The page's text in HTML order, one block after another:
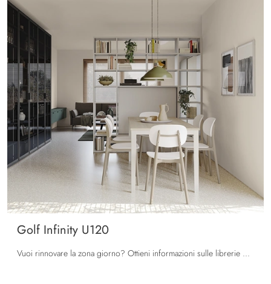
Golf Infinity U120
Vuoi rinnovare la zona giorno? Ottieni informazioni sulle librerie moderne divisorie e arreda i tuoi spazi con il modello Golf Infinity U120.